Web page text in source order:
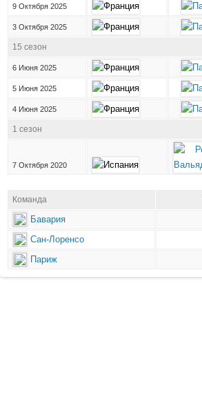
9 Октября 2025
3 Октября 2025
15 сезон
6 Июня 2025
5 Июня 2025
4 Июня 2025
1 сезон
7 Октября 2020
Команда
Бавария
Сан-Лоренсо
Париж